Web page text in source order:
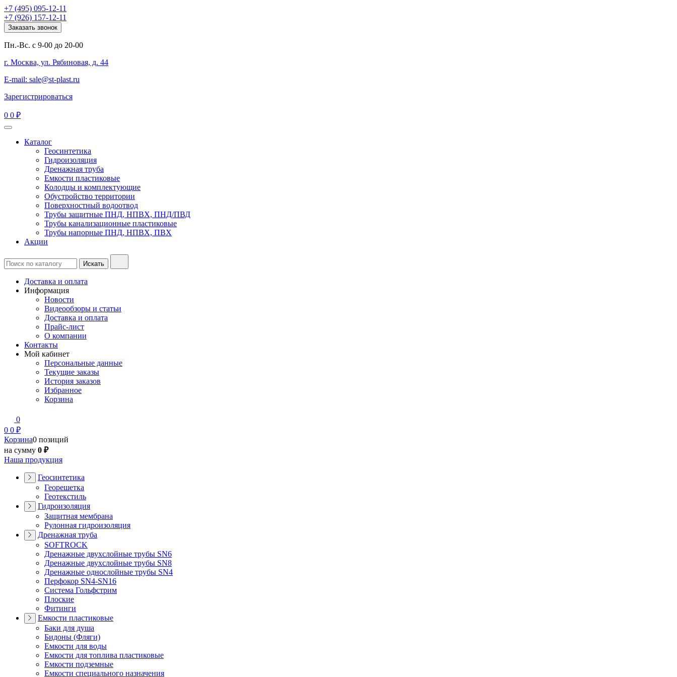
+7 (495) 095-12-11
+7 (926) 157-12-11
Заказать звонок
Пн.-Вс. с 9-00 до 20-00
г. Москва, ул. Рябиновая, д. 44
E-mail: sale@st-plast.ru
Зарегистрироваться
0 0 ₽
Каталог
Геосинтетика
Гидроизоляция
Дренажная труба
Емкости пластиковые
Колодцы и комплектующие
Обустройство территории
Поверхностный водоотвод
Трубы защитные ПНД, НПВХ, ПНД/ПВД
Трубы канализационные пластиковые
Трубы напорные ПНД, НПВХ, ПВХ
Акции
Доставка и оплата
Информация
Новости
Видеообзоры и статьи
Доставка и оплата
Прайс-лист
О компании
Контакты
Мой кабинет
Персональные данные
Текущие заказы
История заказов
Избранное
Корзина
0
0 0 ₽
Корзина0 позиций
на сумму 0 ₽
Наша продукция
Геосинтетика
Георешетка
Геотекстиль
Гидроизоляция
Защитная мембрана
Рулонная гидроизоляция
Дренажная труба
SOFTROCK
Дренажные двухслойные трубы SN6
Дренажные двухслойные трубы SN8
Дренажные однослойные трубы SN4
Перфокор SN4-SN16
Система Гольфстрим
Плоские
Фитинги
Емкости пластиковые
Баки для душа
Бидоны (Фляги)
Емкости для воды
Емкости для топлива пластиковые
Емкости подземные
Емкости специального назначения